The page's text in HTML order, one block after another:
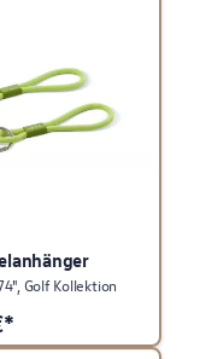
Golf Kollektion